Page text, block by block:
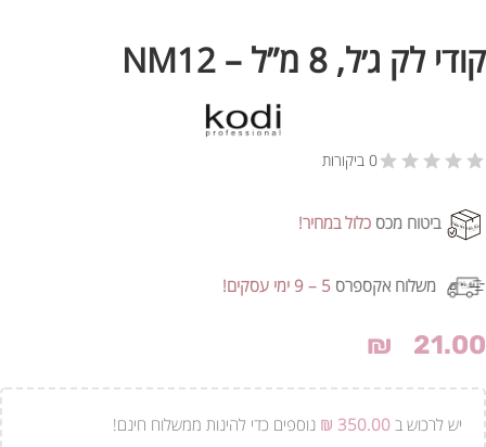
קודי לק ג׳ל, 8 מ”ל – NM12
0 ביקורות
ביטוח מכס כלול במחיר!
משלוח אקספרס 5 – 9 ימי עסקים!
₪ 21.00
יש לרכוש ב ₪ 350.00 נוספים כדי להינות ממשלוח חינם!